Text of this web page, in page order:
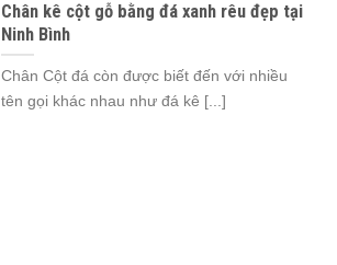
Chân kê cột gỗ bằng đá xanh rêu đẹp tại
Ninh Bình
Chân Cột đá còn được biết đến với nhiều
tên gọi khác nhau như đá kê [...]